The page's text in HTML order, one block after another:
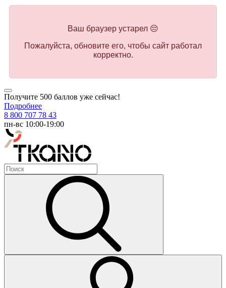
Ваш браузер устарел 😔
Пожалуйста, обновите его, чтобы сайт работал
корректно.
Получите 500 баллов уже сейчас!
Подробнее
8 800 707 78 43
пн-вс 10:00-19:00